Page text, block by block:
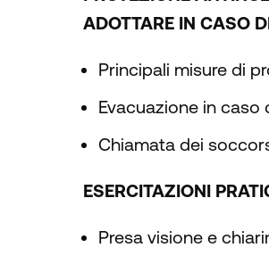
ADOTTARE IN CASO
Principali misure di
Evacuazione in caso
Chiamata dei
ESERCITAZIONI
Presa visione e